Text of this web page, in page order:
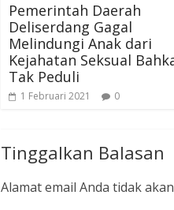
i
p
a
S
e
r
d
a
e
g
Pemerintah Daerah
Deliserdang Gagal
Melindungi Anak dari
Kejahatan Seksual
Tak Peduli
1 Februari 2021 0
Tinggalkan Balasan
Alamat email Anda tidak